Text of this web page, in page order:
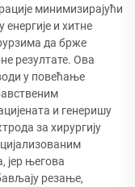
минимизирајући
и хитне
да брже
резултате. Ова
у повећање
и генеришу
за хирургију
јер његова
резање,